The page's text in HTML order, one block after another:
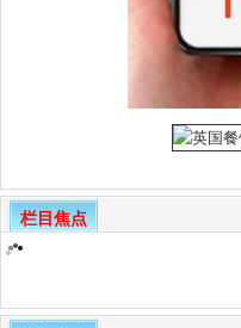
栏目焦点